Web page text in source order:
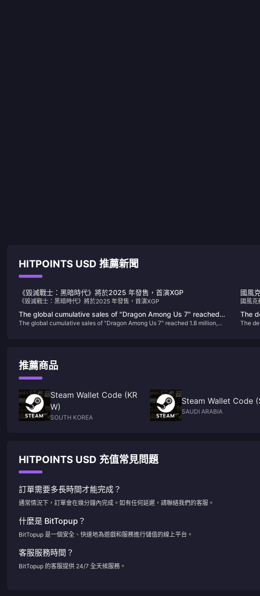
HITPOINTS USD 推薦新聞
《毀滅戰士：黑暗時代》將於2025 年發售，首演XGP
《毀滅戰士：黑暗時代》將於2025 年發售，首演XGP
國風
國風克
The global cumulative sales of "Dragon Among Us 7" reached
1.8 million, and Sega plans to internationalize this IP
The global cumulative sales of "Dragon Among Us 7" reached 1.8 million,
The
The
推薦商品
Steam Wallet Code (KR
W)
SOUTH KOREA
Steam Wallet Code
SAUDI ARABIA
HITPOINTS USD 充值常見問題
訂單需要多長時間才能完成？
通常情況下，訂單會在幾分鐘內完成。如有任何延遲，請聯絡我們的客服。
什麼是 BitTopup？
BitTopup 是一個安全、快速地為遊戲和服務進行儲值的線上平台。
客服服務時間？
BitTopup 的客服提供 24/7 全天候服務。